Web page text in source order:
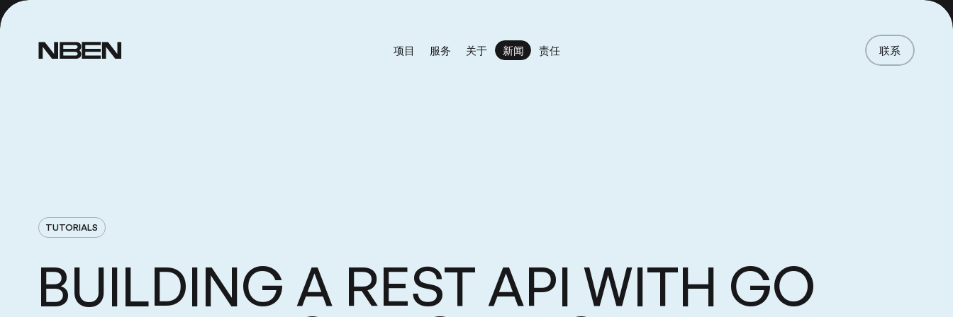
项目 服务 关于 新闻
新闻 责任 联系服务
新闻
责任
TUTORIALS
BUILDING A REST API WITH GO